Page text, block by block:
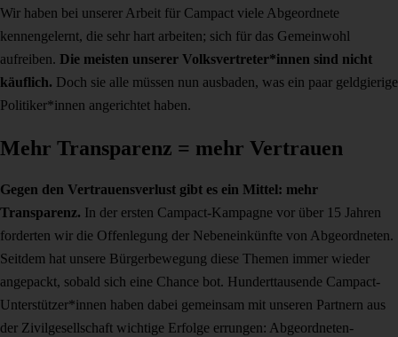
Wir haben bei unserer Arbeit für Campact viele Abgeordnete
kennengelernt, die sehr hart arbeiten; sich für das Gemeinwohl
aufreiben. Die meisten unserer Volksvertreter*innen sind nicht
käuflich. Doch sie alle müssen nun ausbaden, was ein paar geldgierige
Politiker*innen angerichtet haben.
Mehr Transparenz = mehr Vertrauen
Gegen den Vertrauensverlust gibt es ein Mittel: mehr
Transparenz. In der ersten Campact-Kampagne vor über 15 Jahren
forderten wir die Offenlegung der Nebeneinkünfte von Abgeordneten.
Seitdem hat unsere Bürgerbewegung diese Themen immer wieder
angepackt, sobald sich eine Chance bot. Hunderttausende Campact-
Unterstützer*innen haben dabei gemeinsam mit unseren Partnern aus
der Zivilgesellschaft wichtige Erfolge errungen: Abgeordneten-